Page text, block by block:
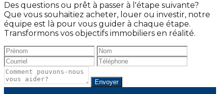
Des questions ou prêt à passer à l'étape suivante?
Que vous souhaitiez acheter, louer ou investir, notre
équipe est là pour vous guider à chaque étape.
Transformons vos objectifs immobiliers en réalité.
Envoyer